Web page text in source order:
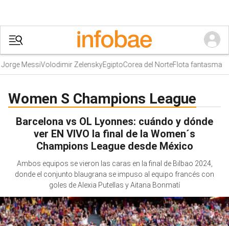
MessiVolodimir ZelenskyEgiptoCorea del NorteFlota fantasma
Women S Champions League
Barcelona vs OL Lyonnes: cuándo y dónde
ver EN VIVO la final de la Women´s
Champions League desde México
Ambos equipos se vieron las caras en la final de Bilbao 2024,
donde el conjunto blaugrana se impuso al equipo francés con
goles de Alexia Putellas y Aitana Bonmatí